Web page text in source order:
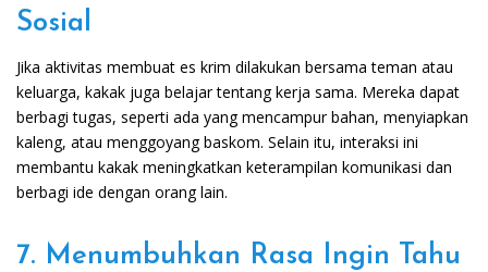
Sosial
Jika aktivitas membuat es krim dilakukan bersama teman atau
keluarga, kakak juga belajar tentang kerja sama. Mereka dapat
berbagi tugas, seperti ada yang mencampur bahan, menyiapkan
kaleng, atau menggoyang baskom. Selain itu, interaksi ini
membantu kakak meningkatkan keterampilan komunikasi dan
berbagi ide dengan orang lain.
7. Menumbuhkan Rasa Ingin Tahu